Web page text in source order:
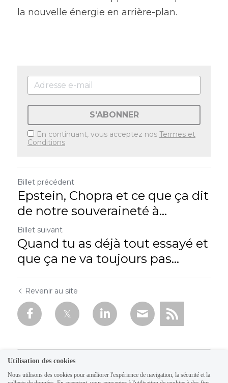
la nouvelle énergie en arrière-plan.
S'ABONNER
En continuant, vous acceptez nos Termes et
Conditions
Billet précédent
Epstein, Chopra et ce que ça dit
de notre souveraineté à...
Billet suivant
Quand tu as déjà tout essayé et
que ça ne va toujours pas...
Revenir au site
Utilisation des cookies
Nous utilisons des cookies pour améliorer l'expérience de navigation, la sécurité et la